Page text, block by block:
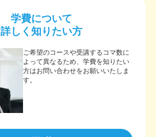
学費について
詳しく知りたい方
ご希望のコースや受講するコマ数に
よって異なるため、学費を知りたい
方はお問い合わせをお願いいたしま
す。